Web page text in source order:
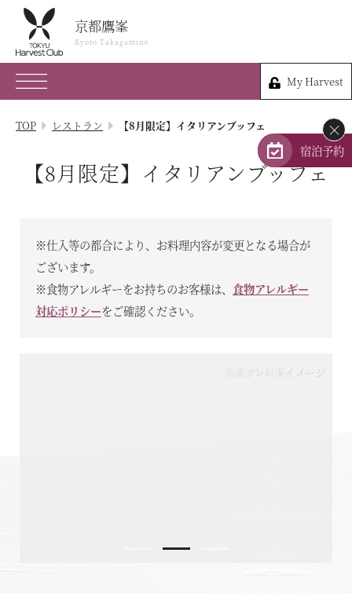
京都鷹峯
Kyoto Takagamine
My Harvest
京都鷹峯
Kyoto Takagamine
075-491-0109
京都府京都市北区衣笠鏡石町47
My Harvest
TOP
体験 & イベントガイド
レストラン
TOP レストラン 【8月限定】イタリアンブッフェ
【8月限定】イタリアンブッフェ
※仕入等の都合により、お料理内容が変更となる場合が
ございます。
※食物アレルギーをお持ちのお客様は、 食物アレルギー
対応ポリシーをご確認ください。
前菜プレートイメージ
メイン料理イメージ
×
宿泊予約